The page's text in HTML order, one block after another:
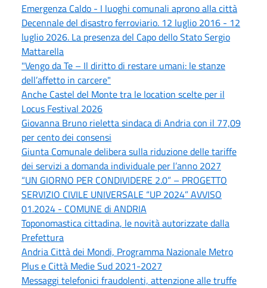
Emergenza Caldo - I luoghi comunali aprono alla città
Decennale del disastro ferroviario. 12 luglio 2016 - 12
luglio 2026. La presenza del Capo dello Stato Sergio
Mattarella
"Vengo da Te – Il diritto di restare umani: le stanze
dell’affetto in carcere"
Anche Castel del Monte tra le location scelte per il
Locus Festival 2026
Giovanna Bruno rieletta sindaca di Andria con il 77,09
per cento dei consensi
Giunta Comunale delibera sulla riduzione delle tariffe
dei servizi a domanda individuale per l’anno 2027
“UN GIORNO PER CONDIVIDERE 2.0” – PROGETTO
SERVIZIO CIVILE UNIVERSALE “UP 2024” AVVISO
01.2024 - COMUNE di ANDRIA
Toponomastica cittadina, le novità autorizzate dalla
Prefettura
Andria Città dei Mondi, Programma Nazionale Metro
Plus e Città Medie Sud 2021-2027
Messaggi telefonici fraudolenti, attenzione alle truffe